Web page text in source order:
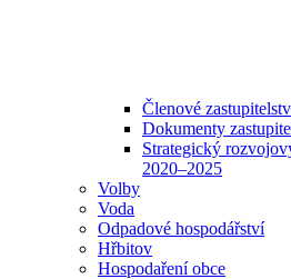
Členové
Dokumenty
Strategický
2020–2025
Volby
Voda
Odpadové hospodářství
Hřbitov
Hospodaření obce